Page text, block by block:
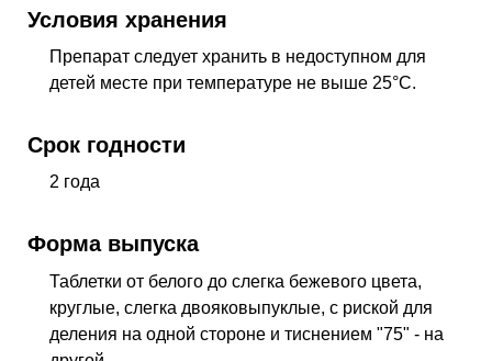
Условия хранения
Препарат следует хранить в недоступном для
детей месте при температуре не выше 25°С.
Срок годности
2 года
Форма выпуска
Таблетки от белого до слегка бежевого цвета,
круглые, слегка двояковыпуклые, с риской для
деления на одной стороне и тиснением "75" - на